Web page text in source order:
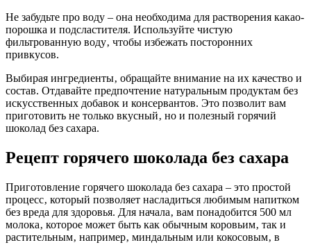
Не забудьте про воду – она необходима для растворения какао-
порошка и подсластителя. Используйте чистую
фильтрованную воду‚ чтобы избежать посторонних
привкусов.
Выбирая ингредиенты‚ обращайте внимание на их качество и
состав. Отдавайте предпочтение натуральным продуктам без
искусственных добавок и консервантов. Это позволит вам
приготовить не только вкусный‚ но и полезный горячий
шоколад без сахара.
Рецепт горячего шоколада без сахара
Приготовление горячего шоколада без сахара – это простой
процесс‚ который позволяет насладиться любимым напитком
без вреда для здоровья. Для начала‚ вам понадобится 500 мл
молока‚ которое может быть как обычным коровьим‚ так и
растительным‚ например‚ миндальным или кокосовым‚ в